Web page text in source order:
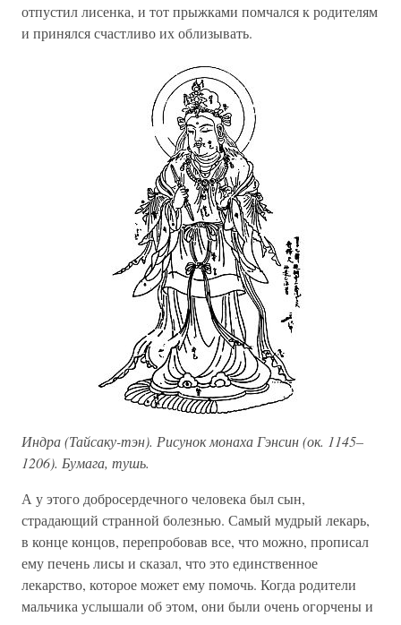
отпустил лисенка, и тот прыжками помчался к родителям
и принялся счастливо их облизывать.
Индра (Тайсаку-тэн). Рисунок монаха Гэнсин (ок. 1145–
1206). Бумага, тушь.
А у этого добросердечного человека был сын,
страдающий странной болезнью. Самый мудрый лекарь,
в конце концов, перепробовав все, что можно, прописал
ему печень лисы и сказал, что это единственное
лекарство, которое может ему помочь. Когда родители
мальчика услышали об этом, они были очень огорчены и